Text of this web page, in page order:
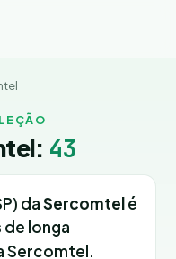
43
daSercomtelé
de longa
Sercomtel.